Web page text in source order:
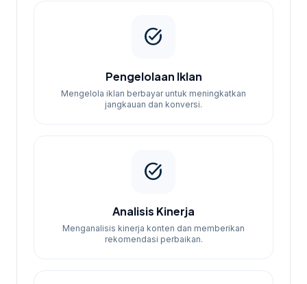
task_alt
Pengelolaan Iklan
Mengelola iklan berbayar untuk meningkatkan
jangkauan dan konversi.
task_alt
Analisis Kinerja
Menganalisis kinerja konten dan memberikan
rekomendasi perbaikan.